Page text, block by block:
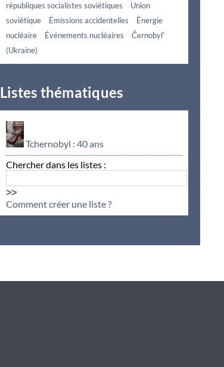
républiques socialistes soviétiques
Union
soviétique
Émissions accidentelles
Énergie
nucléaire
Événements nucléaires
Černobylʹ
(Ukraine)
Listes thématiques
Tchernobyl : 40 ans
Chercher dans les listes :
>>
Comment créer une liste ?